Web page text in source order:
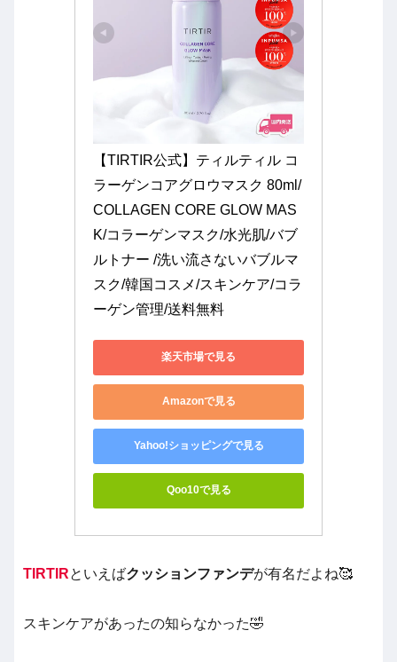
【TIRTIR公式】ティルティル コ
ラーゲンコアグロウマスク 80ml/
COLLAGEN CORE GLOW MAS
K/コラーゲンマスク/水光肌/バブ
ルトナー /洗い流さないバブルマ
スク/韓国コスメ/スキンケア/コラ
ーゲン管理/送料無料
楽天市場で見る
Amazonで見る
Yahoo!ショッピングで見る
Qoo10で見る
TIRTIRといえばクッションファンデが有名だよね🥰
スキンケアがあったの知らなかった🤣